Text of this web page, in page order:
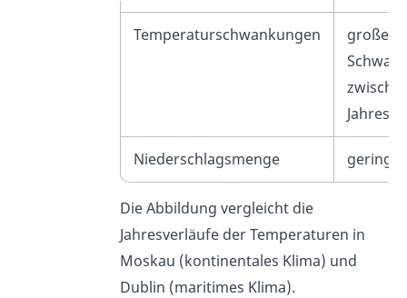
Temperaturschwankungen
große
Niederschlagsmenge gering
Die Abbildung vergleicht die
Jahresverläufe der Temperaturen in
Moskau (kontinentales Klima) und
Dublin (maritimes Klima).